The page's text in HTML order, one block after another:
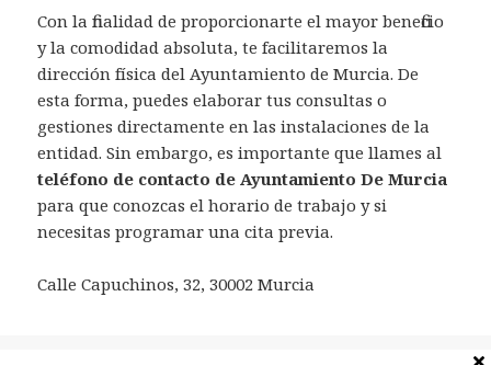
Con la finalidad de proporcionarte el mayor beneficio
y la comodidad absoluta, te facilitaremos la
dirección física del Ayuntamiento de Murcia. De
esta forma, puedes elaborar tus consultas o
gestiones directamente en las instalaciones de la
entidad. Sin embargo, es importante que llames al
teléfono de contacto de Ayuntamiento De Murcia
para que conozcas el horario de trabajo y si
necesitas programar una cita previa.
Calle Capuchinos, 32, 30002 Murcia